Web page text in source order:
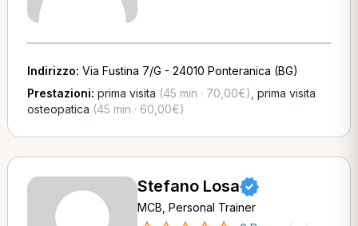
Indirizzo: Via Fustina 7/G - 24010 Ponteranica (BG)
Prestazioni: prima visita (45 min · 70,00€) prima visita
osteopatica (45 min · 60,00€)
Stefano Losa
MCB, Personal Trainer